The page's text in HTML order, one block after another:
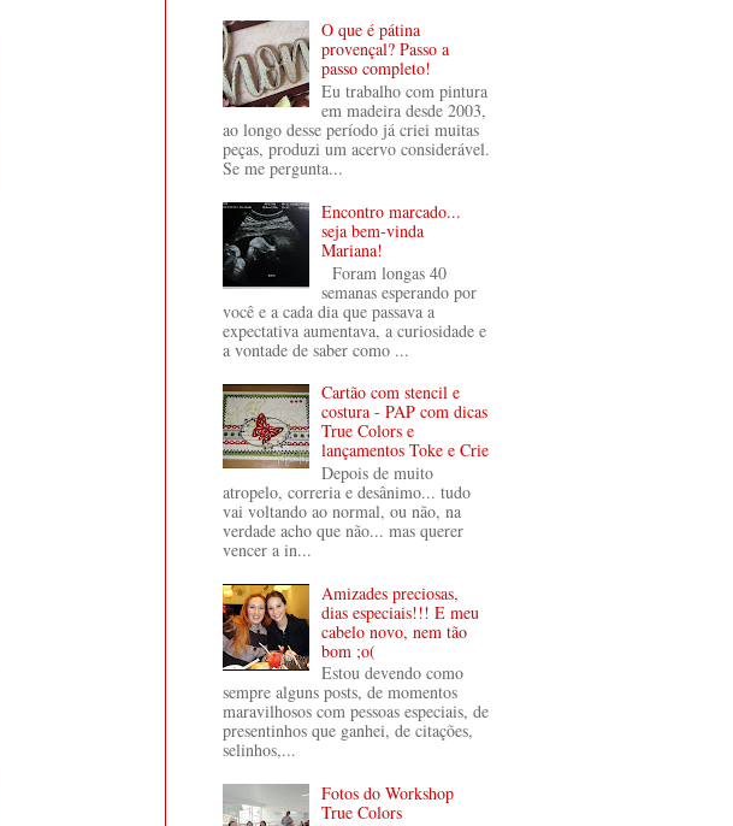
O que é pátina
provençal? Passo a
passo completo!
Eu trabalho com pintura
em madeira desde 2003,
ao longo desse período já criei muitas
peças, produzi um acervo considerável.
Se me pergunta...
Encontro marcado...
seja bem-vinda
Mariana!
Foram longas 40
semanas esperando por
você e a cada dia que passava a
expectativa aumentava, a curiosidade e
a vontade de saber como ...
Cartão com stencil e
costura - PAP com dicas
True Colors e
lançamentos Toke e Crie
Depois de muito
atropelo, correria e desânimo... tudo
vai voltando ao normal, ou não, na
verdade acho que não... mas querer
vencer a in...
Amizades preciosas,
dias especiais!!! E meu
cabelo novo, nem tão
bom ;o(
Estou devendo como
sempre alguns posts, de momentos
maravilhosos com pessoas especiais, de
presentinhos que ganhei, de citações,
selinhos,...
Fotos do Workshop
True Colors